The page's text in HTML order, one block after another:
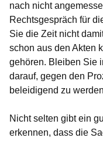
nach nicht
Rechtsgespräch für
Sie die Zeit nicht
schon aus den Akten
gehören. Bleiben Sie
darauf, gegen den
beleidigend zu
Nicht selten gibt ein
erkennen, dass die